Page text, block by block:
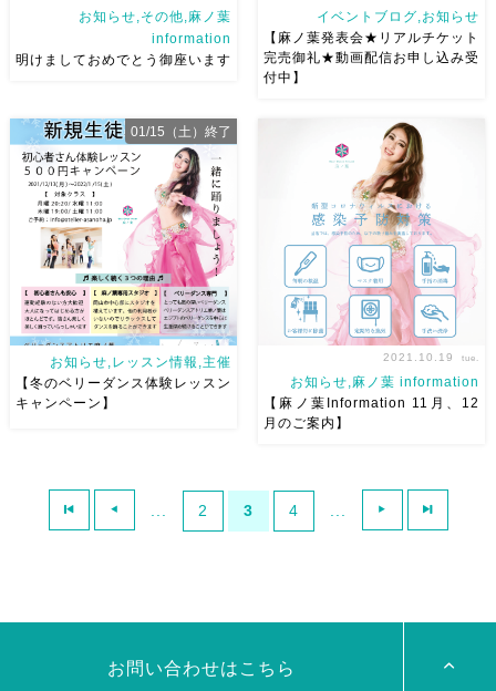
す 今年もよろしくお願い致し
ます
麻ノ葉は新年は５日か
ら。 今年も音楽と踊りと笑顔
溢れるアトリエとなりますよう
に
お正月飾りは生徒さんで
お花屋さんしている子に お願
いし […]
お知らせ,その他,麻ノ葉
information
明けましておめでとう御座います
ベリーダンスアトリエ麻ノ葉発
表会 Hadaya هدايا リアルチ
ケットが完売、キャンセル待ち
となりました。 本当にありが
とうございます！ オンライン
配信（後日）の […]
イベントブログ,お知らせ
【麻ノ葉発表会★リアルチケット
完売御礼★動画配信お申し込み受
付中】
から始めてみませんか？ 岡山
市内中心部にあるスタジオで
お知らせ,レッスン情報,主催
【冬のベリーダンス体験レッスン
キャンペーン】
01/15（土）終了
内！ 発表会のリアルチケット
が残りわずかとなっておりま
2021.10.19 tue.
お知らせ,麻ノ葉 information
【麻ノ葉Information 11月、12
月のご案内】
2 3 4
お問い合わせはこちら